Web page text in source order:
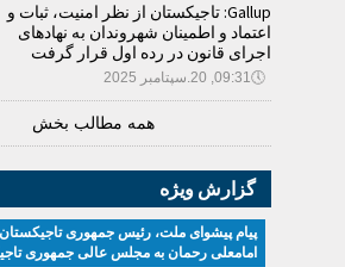
Gallup: تاجیکستان از نظر امنیت، ثبات و
اعتماد و اطمینان شهروندان به نهادهای
اجرای قانون در رده اول قرار گرفت
🕔09:31, 20.سپتامبر 2025
همه مطالب بخش
گزارش ویژه
پیام پیشوای ملت، رئیس جمهوری
امامعلی رحمان به مجلس عالی جمهوری